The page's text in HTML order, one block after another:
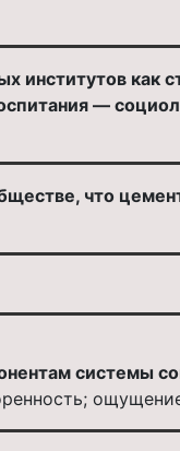
институтов
—
что
системы